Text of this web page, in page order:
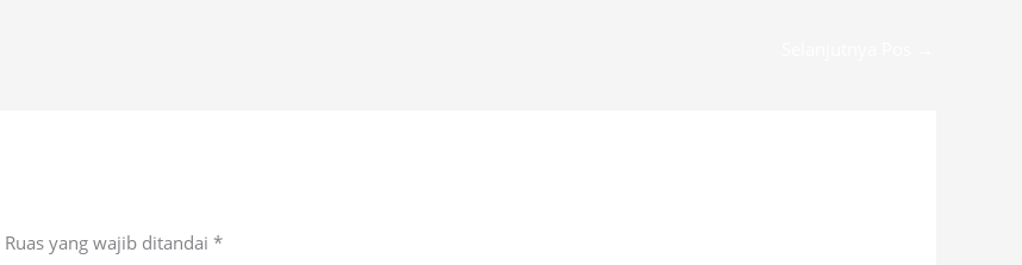
Ruas yang wajib ditandai*